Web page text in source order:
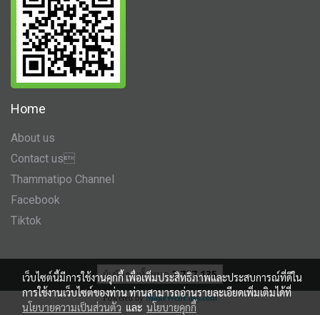
Home
About us
Contact us
Thammatipo Channel
Facebook
Tiktok
ผู้เข้าชมทั้งหมด 2,727,135
Powered byMakeWebEasy.com
เว็บไซต์นี้มีการใช้งานคุกกี้ เพื่อเพิ่มประสิทธิภาพและประสบการณ์ที่ดีใน
การใช้งานเว็บไซต์ของท่าน ท่านสามารถอ่านรายละเอียดเพิ่มเติมได้ที่
นโยบายความเป็นส่วนตัว และ นโยบายคุกกี้